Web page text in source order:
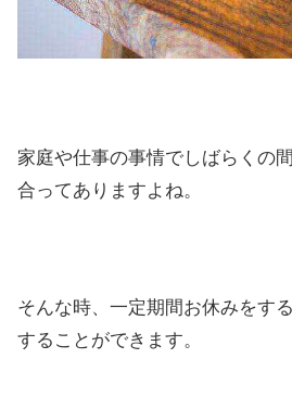
家庭や仕事の事情でしばらくの
合ってありますよね。
そんな時、一定期間お休みをす
することができます。